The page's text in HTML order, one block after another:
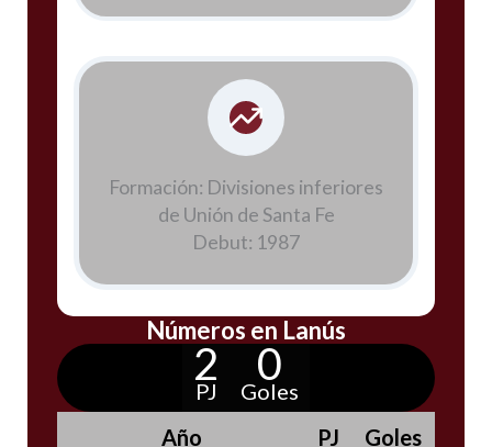
Formación: Divisiones inferiores
de Unión de Santa Fe
Debut: 1987
Números en Lanús
2
PJ
0
Goles
Año
PJ
Goles